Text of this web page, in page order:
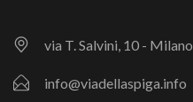
via T. Salvini, 10 - Milano
info@viadellaspiga.info